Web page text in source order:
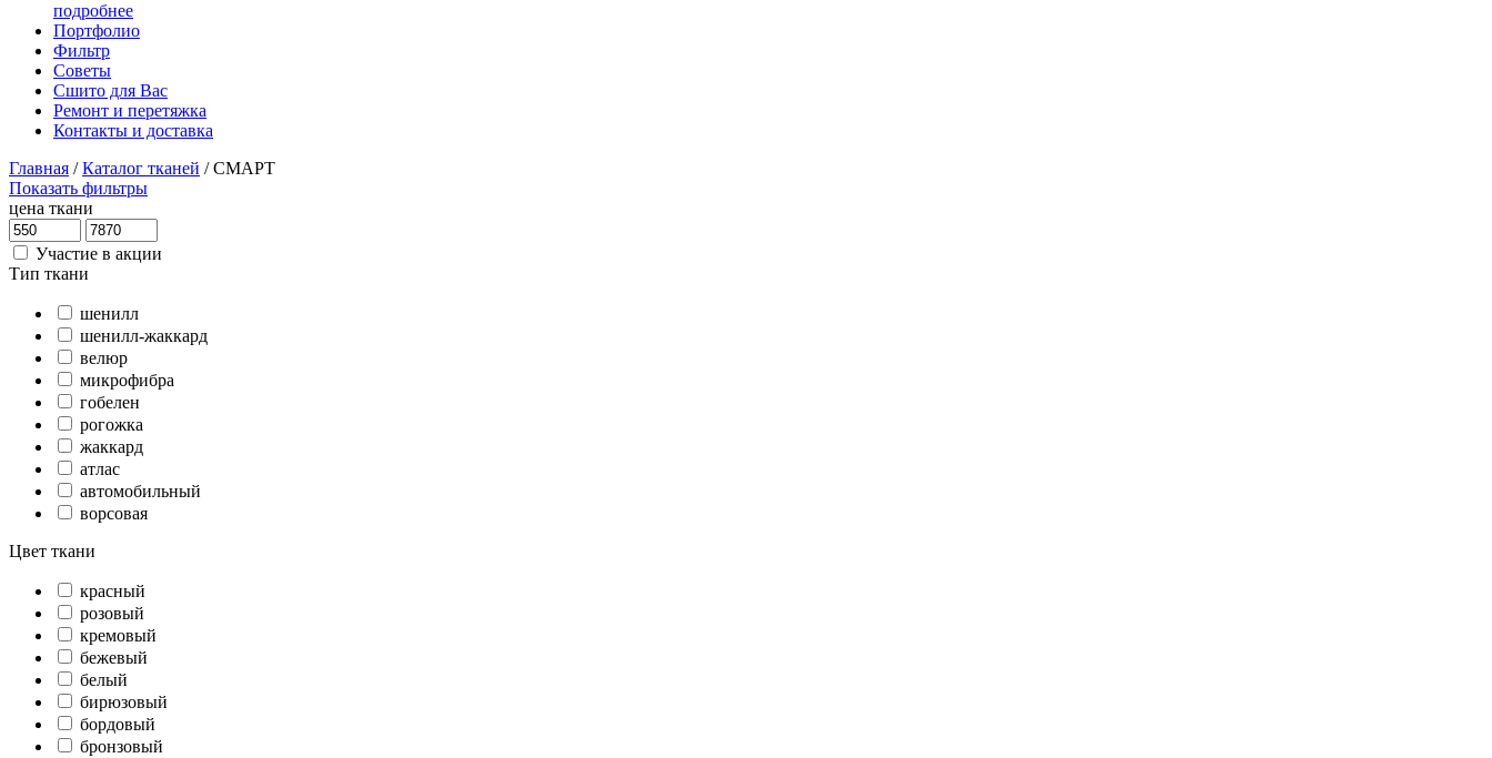
подробнее
Портфолио
Фильтр
Советы
Сшито для Вас
Ремонт и перетяжка
Контакты и доставка
Главная / Каталог тканей / СМАРТ
Показать фильтры
цена ткани
Участие в акции
Тип ткани
шенилл
шенилл-жаккард
велюр
микрофибра
гобелен
рогожка
жаккард
атлас
автомобильный
ворсовая
Цвет ткани
красный
розовый
кремовый
бежевый
белый
бирюзовый
бордовый
бронзовый